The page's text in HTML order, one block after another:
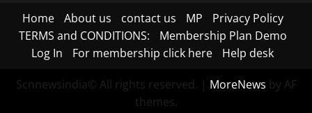
Home About us contact us MP
Privacy Policy
TERMS and CONDITIONS:
Membership Plan Demo
Log In
For membership click here Help desk
Scnnewsindia© All rights reserved. | MoreNews by AF
themes.